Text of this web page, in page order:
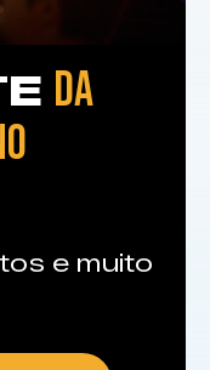
DA
e muito